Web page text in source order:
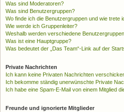
Was sind Moderatoren?
Was sind Benutzergruppen?
Wo finde ich die Benutzergruppen und wie trete
Wie werde ich Gruppenleiter?
Weshalb werden verschiedene
Was ist eine Hauptgruppe?
Was bedeutet der „Das Team“-Link auf der
Private Nachrichten
Ich kann keine Privaten Nachrichten
Ich bekomme ständig unerwünschte Private
Ich habe eine Spam-E-Mail von einem Mitglied
Freunde und ignorierte Mitglieder